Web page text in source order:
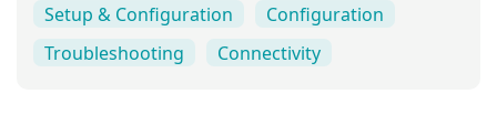
Setup & Configuration
Configuration
Troubleshooting
Connectivity